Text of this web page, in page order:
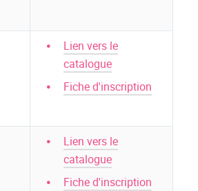
Lien vers le
catalogue
Fiche d'inscription
Lien vers le
catalogue
Fiche d'inscription